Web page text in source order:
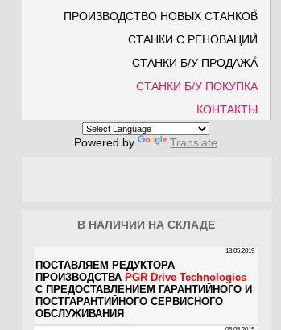
ПРОИЗВОДСТВО НОВЫХ СТАНКОВ
СТАНКИ С РЕНОВАЦИИ
СТАНКИ Б/У ПРОДАЖА
СТАНКИ Б/У ПОКУПКА
КОНТАКТЫ
Powered by Translate
В НАЛИЧИИ НА СКЛАДЕ